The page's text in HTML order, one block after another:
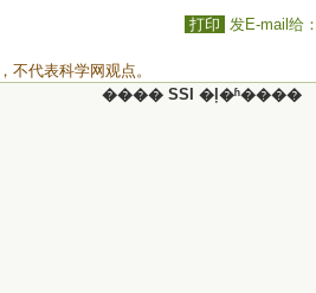
打印 发E-mail给
不代表科学网观点。
���� SSI �ļ�ʱ����